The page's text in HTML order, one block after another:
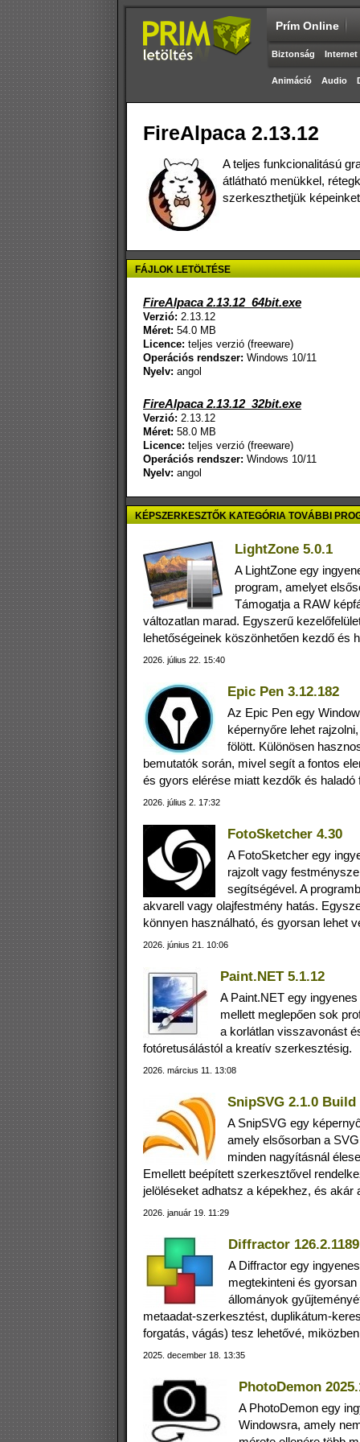
Prím Online
Biztonság Internet
Animáció Audio
FireAlpaca 2.13.12
A teljes funkcionalitású
átlátható menükkel,
szerkeszthetjük
FÁJLOK LETÖLTÉSE
FireAlpaca 2.13.12_64bit.exe
Verzió: 2.13.12
Méret: 54.0 MB
Licence: teljes verzió (freeware)
Operációs rendszer: Windows 10/11
Nyelv: angol
FireAlpaca 2.13.12_32bit.exe
Verzió: 2.13.12
Méret: 58.0 MB
Licence: teljes verzió (freeware)
Operációs rendszer: Windows 10/11
Nyelv: angol
KÉPSZERKESZTŐK KATEGÓRIA TOVÁBBI
LightZone 5.0.1
A LightZone egy
program, amelyet
Támogatja a RAW
változatlan marad. Egyszerű
lehetőségeinek köszönhetően kezdő és
2026. július 22. 15:40
Epic Pen 3.12.182
Az Epic Pen egy
képernyőre lehet
fölött. Különösen
bemutatók során, mivel segít a fontos
és gyors elérése miatt kezdők és
2026. július 2. 17:32
FotoSketcher 4.30
A FotoSketcher egy
rajzolt vagy
segítségével. A
akvarell vagy olajfestmény hatás.
könnyen használható, és gyorsan lehet
2026. június 21. 10:06
Paint.NET 5.1.12
A Paint.NET egy
mellett meglepően sok
a korlátlan visszavonást
fotóretusálástól a kreatív szerkesztésig.
2026. március 11. 13:08
SnipSVG 2.1.0 Build
A SnipSVG egy
amely elsősorban a
minden nagyításnál
Emellett beépített szerkesztővel
jelöléseket adhatsz a képekhez, és
2026. január 19. 11:29
Diffractor 126.2.1189
A Diffractor egy
megtekinteni és
állományok
metaadat‑szerkesztést,
forgatás, vágás) tesz lehetővé,
2025. december 18. 13:35
PhotoDemon
A PhotoDemon egy
Windowsra, amely